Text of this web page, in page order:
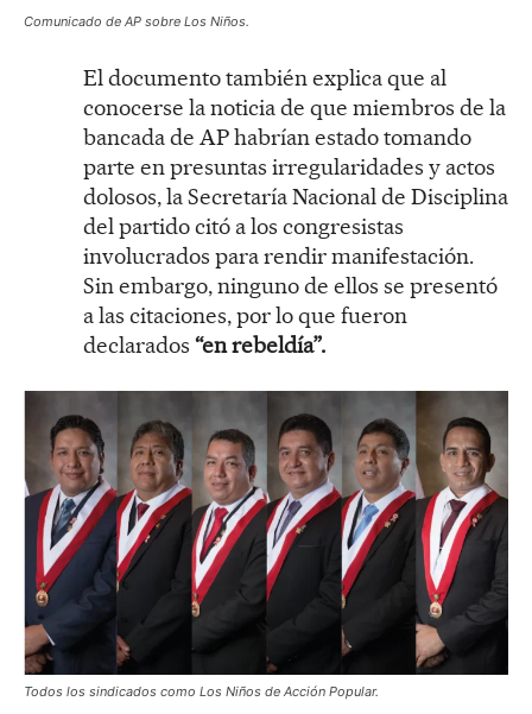
Comunicado de AP sobre Los Niños.
El documento también explica que al
conocerse la noticia de que miembros de la
bancada de AP habrían estado tomando
parte en presuntas irregularidades y actos
dolosos, la Secretaría Nacional de Disciplina
del partido citó a los congresistas
involucrados para rendir manifestación.
Sin embargo, ninguno de ellos se presentó
a las citaciones, por lo que fueron
declarados “en rebeldía”.
Todos los sindicados como Los Niños de Acción Popular.